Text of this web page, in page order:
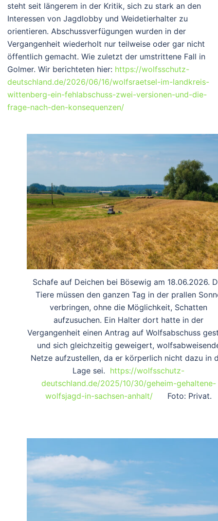
steht seit längerem in der Kritik, sich zu stark an den
Interessen von Jagdlobby und Weidetierhalter zu
orientieren. Abschussverfügungen wurden in der
Vergangenheit wiederholt nur teilweise oder gar nicht
öffentlich gemacht. Wie zuletzt der umstrittene Fall in
Golmer. Wir berichteten hier: https://wolfsschutz-
deutschland.de/2026/06/16/wolfsraetsel-im-landkreis-
wittenberg-ein-fehlabschuss-zwei-versionen-und-die-
frage-nach-den-konsequenzen/
Schafe auf Deichen bei Bösewig am 18.06.2026.
Tiere müssen den ganzen Tag in der prallen
verbringen, ohne die Möglichkeit, Schatten
aufzusuchen. Ein Halter dort hatte in der
Vergangenheit einen Antrag auf Wolfsabschuss
und sich gleichzeitig geweigert,
Netze aufzustellen, da er körperlich nicht dazu in
Lage sei. https://wolfsschutz-
deutschland.de/2025/10/30/geheim-gehaltene-
wolfsjagd-in-sachsen-anhalt/ Foto: Privat.